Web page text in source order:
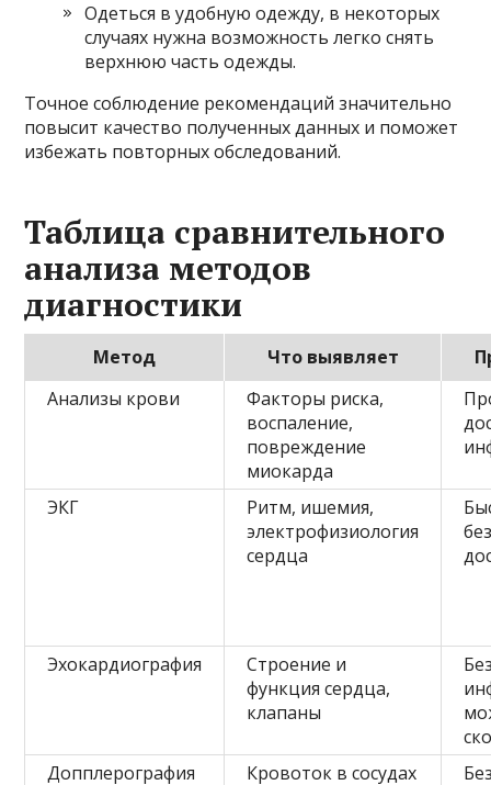
Одеться в удобную одежду, в некоторых
случаях нужна возможность легко снять
верхнюю часть одежды.
Точное соблюдение рекомендаций значительно
повысит качество полученных данных и поможет
избежать повторных обследований.
Таблица сравнительного
анализа методов
диагностики
Метод Что выявляет
Анализы крови
Факторы риска,
воспаление,
повреждение
миокарда
ЭКГ
Ритм, ишемия,
электрофизиология
сердца
Эхокардиография
Строение и
функция сердца,
клапаны
Допплерография
Кровоток в сосудах